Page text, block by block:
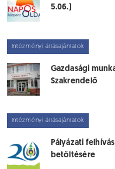
5.06.)
Intézményi állásajánlatok
Gazdasági
Szakrendelő
Intézményi állásajánlatok
Pályázati
betöltésére